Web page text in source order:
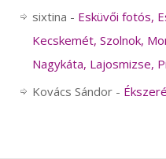
sixtina - Esküvői fotós,
Kecskemét, Szolnok,
Nagykáta, Lajosmizse,
Kovács Sándor-